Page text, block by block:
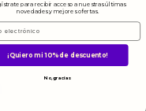
para recibir acceso a nuestras últimas
novedades y mejores ofertas.
¡Quiero mi 10% de descuento!
No, gracias